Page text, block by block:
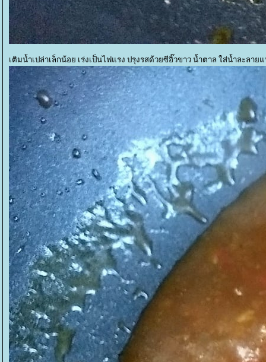
เติมน้ำเปล่าเล็กน้อย เร่งเป็นไฟแรง ปรุงรสด้วยซีอิ๊วขาว น้ำตาล ใส่น้ำละลา